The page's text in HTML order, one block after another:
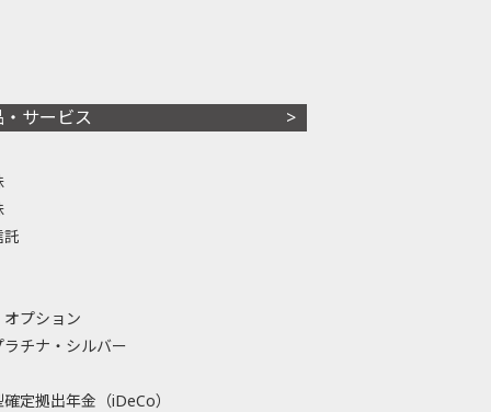
・サービス
託
プション
ラチナ・シルバー
定拠出年金（iDeCo）